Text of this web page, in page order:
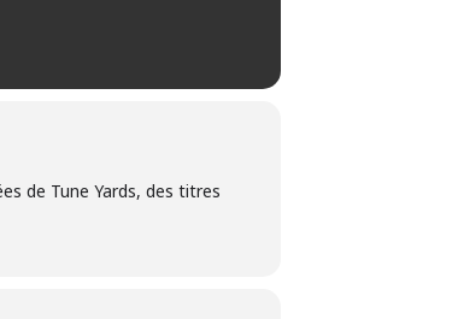
de Tune Yards, des titres